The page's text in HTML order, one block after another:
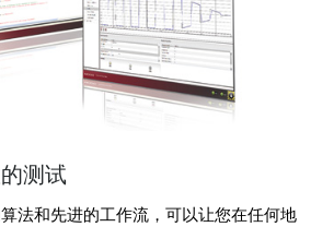
测试
法和先进的工作流，可以让您在任何地